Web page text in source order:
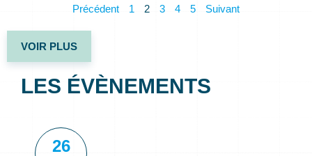
Précédent 1 2 3 4 5 Suivant
VOIR PLUS
LES ÉVÈNEMENTS
26